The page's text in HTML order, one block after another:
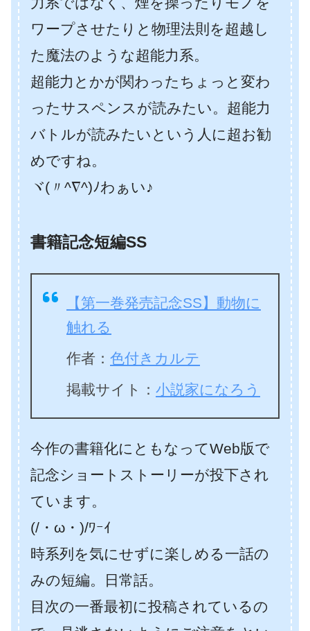
ワープさせたりと物理法則を超越し
た魔法のような超能力系。
超能力とかが関わったちょっと変わ
ったサスペンスが読みたい。超能力
バトルが読みたいという人に超お勧
めですね。
ヾ(〃^∇^)ﾉわぁい♪
書籍記念短編SS
【第一巻発売記念SS】動物に
触れる
作者： 色付きカルテ
掲載サイト： 小説家になろう
今作の書籍化にともなってWeb版で
記念ショートストーリーが投下され
ています。
(/・ω・)/ﾜｰｲ
時系列を気にせずに楽しめる一話の
みの短編。日常話。
目次の一番最初に投稿されているの